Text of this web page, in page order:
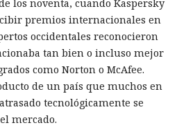
los noventa, cuando Kaspersky
premios internacionales en
occidentales reconocieron
tan bien o incluso mejor
como Norton o McAfee.
de un país que muchos en
tecnológicamente se
mercado.